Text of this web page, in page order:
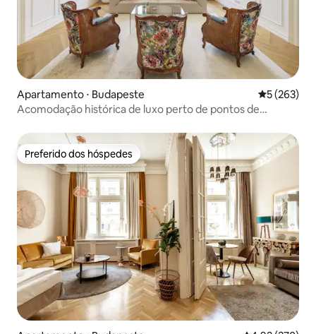
Apartamento ⋅ Budapeste 5 de uma
5 (263)
Acomodação histórica de luxo perto de pontos de
Preferido dos hóspedes
Preferido dos hóspedes